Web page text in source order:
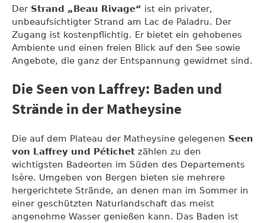
Der Strand „Beau Rivage“ ist ein privater,
unbeaufsichtigter Strand am Lac de Paladru. Der
Zugang ist kostenpflichtig. Er bietet ein gehobenes
Ambiente und einen freien Blick auf den See sowie
Angebote, die ganz der Entspannung gewidmet sind.
Die Seen von Laffrey: Baden und
Strände in der Matheysine
Die auf dem Plateau der Matheysine gelegenen Seen
von Laffrey und Pétichet zählen zu den
wichtigsten Badeorten im Süden des Departements
Isère. Umgeben von Bergen bieten sie mehrere
hergerichtete Strände, an denen man im Sommer in
einer geschützten Naturlandschaft das meist
angenehme Wasser genießen kann. Das Baden ist